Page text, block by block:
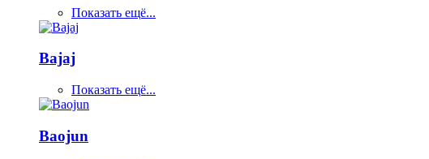
Показать ещё...
Bajaj
Показать ещё...
Baojun